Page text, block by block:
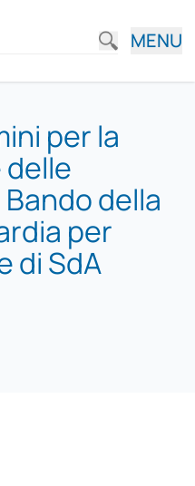
MENU
per la
della
per
di SdA